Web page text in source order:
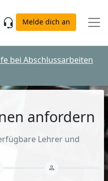
Melde dich an
bei Abschlussarbeiten
anfordern
Lehrer und